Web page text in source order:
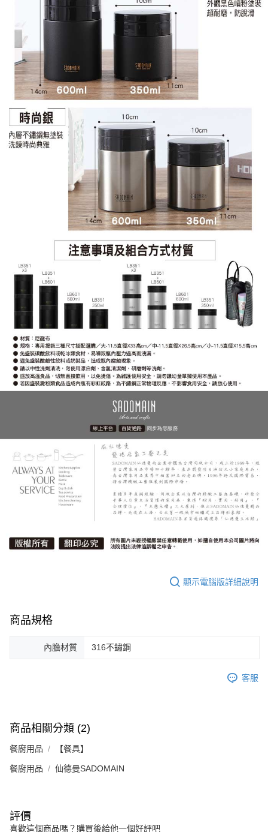
顯示電腦版詳細說明
商品規格
內膽材質 316不鏽鋼
客服
商品相關分類 (2)
餐廚用品 【餐具】
餐廚用品 仙德曼SADOMAIN
評價
喜歡這個商品嗎？購買後給他一個好評吧